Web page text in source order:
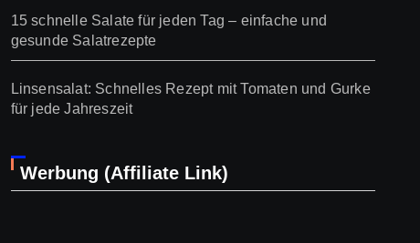
15 schnelle Salate für jeden Tag – einfache und
gesunde Salatrezepte
Linsensalat: Schnelles Rezept mit Tomaten und Gurke
für jede Jahreszeit
Werbung (Affiliate Link)